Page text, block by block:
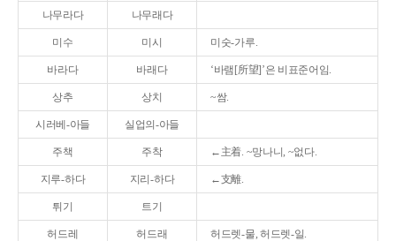
나무라다 나무래다
미수 미시 미숫-가루.
바라다 바래다 ‘바램[所望]’은 비표준어임.
상추 상치 ~쌈.
시러베-아들 실업의-아들
주책 주착 ←主着. ~망나니, ~없다.
지루-하다 지리-하다 ←支離.
튀기 트기
허드레 허드래 허드렛-물, 허드렛-일.